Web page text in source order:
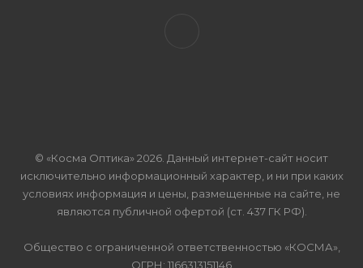
© «Косма Оптика» 2026. Данный интернет-сайт носит
исключительно информационный характер, и ни при каких
условиях информация и цены, размещенные на сайте, не
являются публичной офертой (ст. 437 ГК РФ).
Общество с ограниченной ответственностью «КОСМА»,
ОГРН: 1166313151146